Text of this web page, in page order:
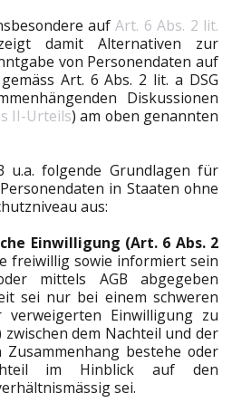
aufArt. 6 Abs. 2 lit.
damit Alternativen zur
von Personendaten auf
Art. 6 Abs. 2 lit. a DSG
Diskussionen
II-Urteils) am oben genannten
u.a. folgende Grundlagen für
in Staaten ohne
aus:
Einwilligung (Art. 6 Abs. 2
freiwillig sowie informiert sein
mittels AGB abgegeben
sei nur bei einem schweren
Einwilligung zu
zwischen dem Nachteil und der
bestehe oder
im Hinblick auf den
sei.